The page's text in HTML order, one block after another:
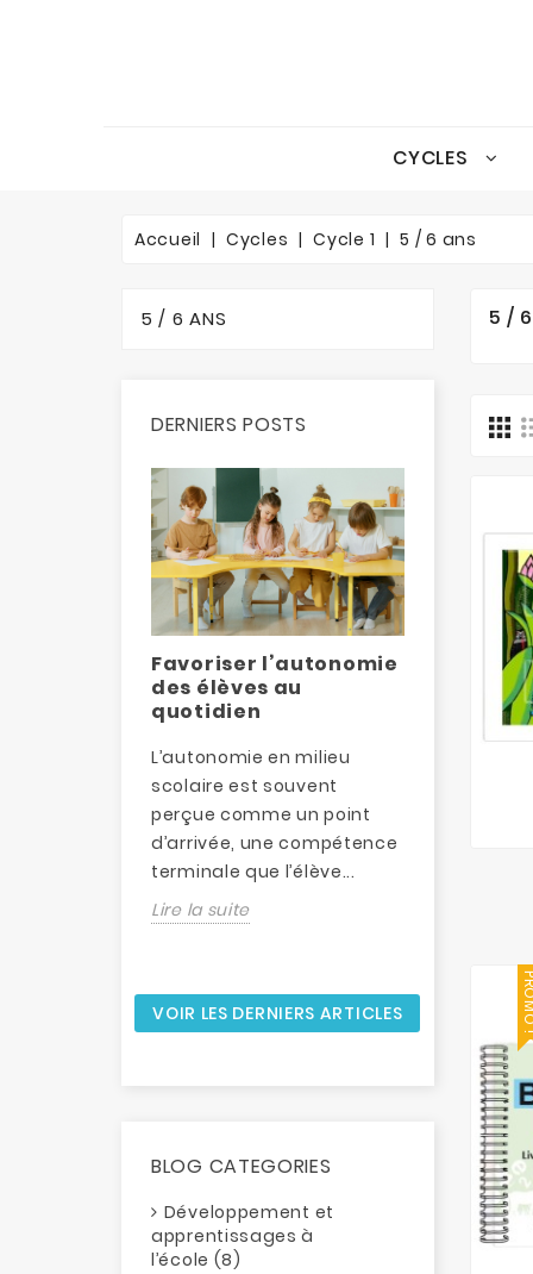
CYCLES
Accueil Cycles Cycle 1 5 / 6 ans
5 / 6 ANS
DERNIERS POSTS
Favoriser l’autonomie
des élèves au
quotidien
L’autonomie en milieu
scolaire est souvent
perçue comme un point
d’arrivée, une compétence
terminale que l’élève...
Lire la suite
VOIR LES DERNIERS ARTICLES
BLOG CATEGORIES
Développement et
apprentissages à
l’école (8)
5 /